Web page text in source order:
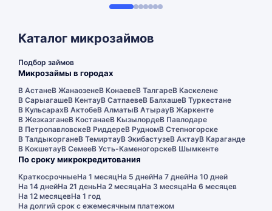
Каталог микрозаймов
Подбор займов
Микрозаймы в городах
В АстанеВ ЖанаозенеВ КонаевеВ ТалгареВ Каскелене
В СарыагашеВ КентауВ СатпаевеВ БалхашеВ Туркестане
В КульсарахВ АктобеВ АлматыВ АтырауВ Жаркенте
В ЖезказганеВ КостанаеВ КызылордеВ Павлодаре
В ПетропавловскеВ РиддереВ РудномВ Степногорске
В ТалдыкорганеВ ТемиртауВ ЭкибастузеВ АктауВ Караганде
В КокшетауВ СемееВ Усть-КаменогорскеВ Шымкенте
По сроку микрокредитования
КраткосрочныеНа 1 месяцНа 5 днейНа 7 днейНа 10 дней
На 14 днейНа 21 деньНа 2 месяцаНа 3 месяцаНа 6 месяцев
На 12 месяцевНа 1 год
На долгий срок с ежемесячным платежом